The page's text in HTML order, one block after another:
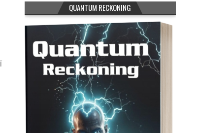
QUANTUM RECKONING